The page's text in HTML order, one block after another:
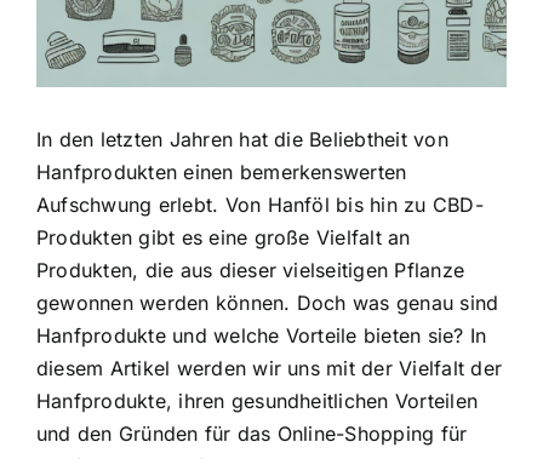
In den letzten Jahren hat die Beliebtheit von
Hanfprodukten einen bemerkenswerten
Aufschwung erlebt. Von Hanföl bis hin zu CBD-
Produkten gibt es eine große Vielfalt an
Produkten, die aus dieser vielseitigen Pflanze
gewonnen werden können. Doch was genau sind
Hanfprodukte und welche Vorteile bieten sie? In
diesem Artikel werden wir uns mit der Vielfalt der
Hanfprodukte, ihren gesundheitlichen Vorteilen
und den Gründen für das Online-Shopping für